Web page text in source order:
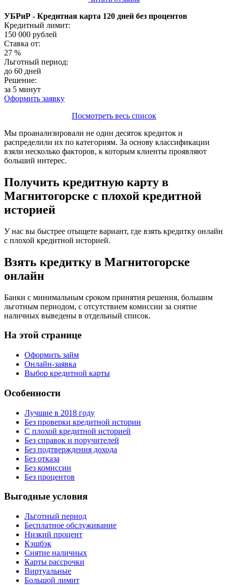
УБРиР - Кредитная карта 120 дней без процентов
Кредитный лимит:
150 000 рублей
Ставка от:
27 %
Льготный период:
до 60 дней
Решение:
за 5 минут
Оформить заявку
Посмотреть весь список
Мы проанализировали не один десяток кредиток и
распределили их по категориям. За основу классификации
взяли несколько факторов, к которым клиенты проявляют
больший интерес.
Получить кредитную карту в
Магнитогорске с плохой кредитной
историей
У нас вы быстрее отыщете вариант, где взять кредитку онлайн
с плохой кредитной историей.
Взять кредитку в Магнитогорске
онлайн
Банки с минимальным сроком принятия решения, большим
льготным периодом, с отсутствием комиссии за снятие
наличных выведены в отдельный список.
На этой странице
Оформить займ
Онлайн-заявка
Выбор кредитной карты
Особенности
Лучшие в 2018 году
Без проверки кредитной истории
С плохой кредитной историей
Без справок и поручителей
Без подтверждения дохода
Без отказа
Без комиссии
Без процентов
Выгодные условия
Льготный период
Бесплатное обслуживание
Низкий процент
Кэшбэк
Снятие наличных
Карты рассрочки
Виртуальные
Большой лимит